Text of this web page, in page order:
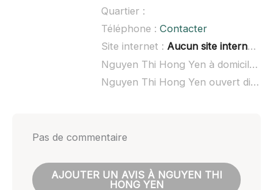
Quartier :
Téléphone : Contacter
Site internet : Aucun site internet connu
Nguyen Thi Hong Yen à domicile :
Nguyen Thi Hong Yen ouvert dimanche :
Pas de commentaire
AJOUTER UN AVIS À NGUYEN THI
HONG YEN